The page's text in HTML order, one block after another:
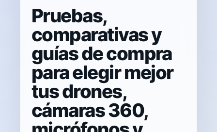
Pruebas,
comparativas y
guías de compra
para elegir mejor
tus drones,
cámaras 360,